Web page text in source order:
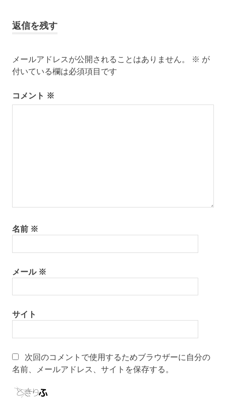
ゲ
シ
ン
返信を残す
メールアドレスが公開されることはありません。 ※ が
付いている欄は必須項目です
コメント ※
名前 ※
メール ※
サイト
次回のコメントで使用するためブラウザーに自分の
名前、メールアドレス、サイトを保存する。